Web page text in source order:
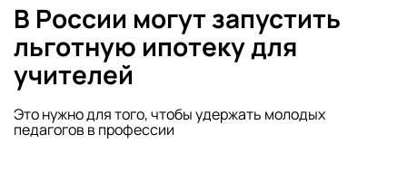
В России могут запустить
льготную ипотеку для
учителей
Это нужно для того, чтобы удержать молодых
педагогов в профессии